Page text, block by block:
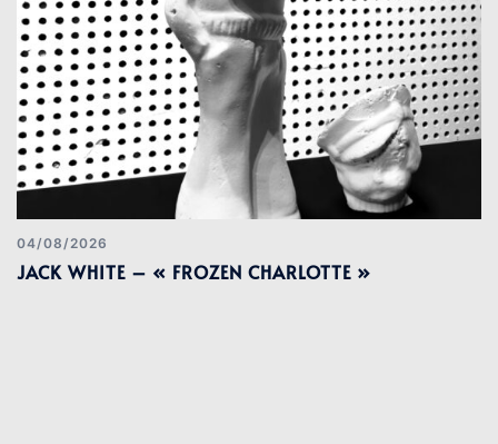
04/08/2026
JACK WHITE – « FROZEN CHARLOTTE »